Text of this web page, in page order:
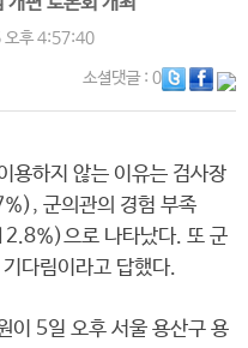
후 4:57:40
소셜댓글: 0
용하지 않는 이유는 검사장
군의관의 경험 부족
으로 나타났다. 또 군
다림이라고 답했다.
이 5일 오후 서울 용산구 용